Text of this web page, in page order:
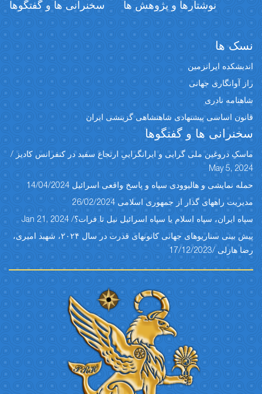
نوشتارها و پژوهش ها سخنرانی ها و گفتگوها
نسک ها
اندیشکده ایرانزمین
راز آوانگاری جهانی
شاهنامه نادری
قانون اساسی پیشنهادی شاهنشاهی گزینشی ایران
سخنرانی ها و گفتگوها
ماسکِ دروغین ملی گرایی و ایرانگراییِ ارتجاع سفید در کنفرانس کادیز /
May 5, 2024
حمله نمایشی و هالیوودی سپاه و پاسخ واقعی اسرائیل 14/04/2024
مدیریت راههای گذار از جمهوری اسلامی 26/02/2024
سپاه ایران، سپاه اسلام یا سپاه اسرائیل نیل تا فرات؟/ Jan 21, 2024
پیش بینی سناریوهای جهانی کانونهای قدرت در سال ۲۰۲۴، شهبد امیری،
رضا هازلی /17/12/2023